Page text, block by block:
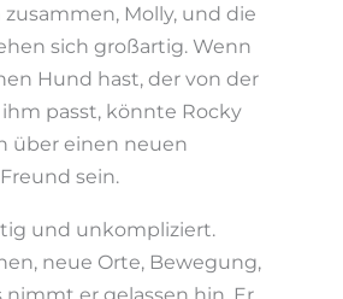
Molly, und die
sich großartig. Wenn
Hund hast, der von der
passt, könnte Rocky
über einen neuen
sein.
und unkompliziert.
neue Orte, Bewegung,
nimmt er gelassen hin. Er